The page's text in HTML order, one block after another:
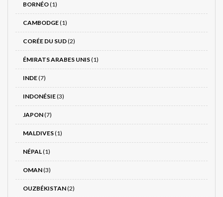
BORNÉO(1)
CAMBODGE(1)
CORÉE DU SUD(2)
ÉMIRATS ARABES UNIS(1)
INDE(7)
INDONÉSIE(3)
JAPON(7)
MALDIVES(1)
NÉPAL(1)
OMAN(3)
OUZBÉKISTAN(2)